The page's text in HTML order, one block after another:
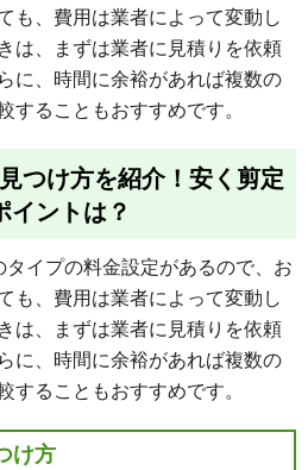
も、費用は業者によって変動し
は、まずは業者に見積りを依頼
に、時間に余裕があれば複数の
ることもおすすめです。
つけ方を紹介！安く剪定
イントは？
イプの料金設定があるので、お
も、費用は業者によって変動し
は、まずは業者に見積りを依頼
に、時間に余裕があれば複数の
ることもおすすめです。
け方